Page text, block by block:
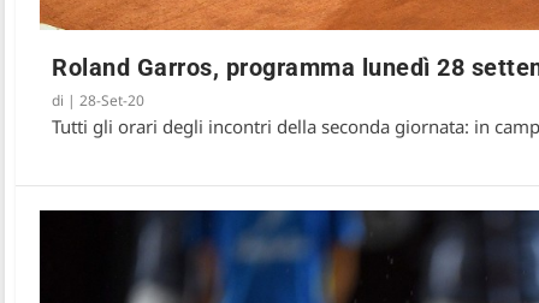
Roland Garros, programma lunedì 28
di |28-Set-20
Tutti gli orari degli incontri della seconda giornata: in